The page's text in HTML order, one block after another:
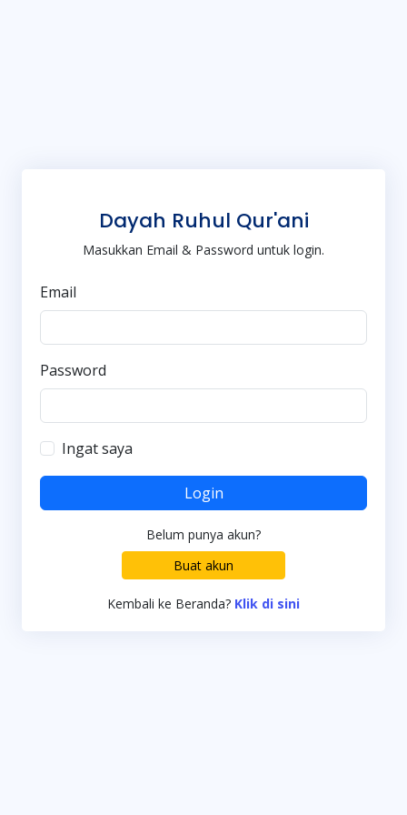
Dayah Ruhul Qur'ani
Masukkan Email & Password untuk login.
Email
Password
Ingat saya
Login
Belum punya akun?
Buat akun
Kembali ke Beranda? Klik di sini